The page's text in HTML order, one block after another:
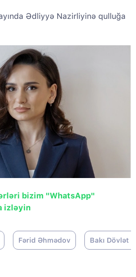
Ədliyyə Nazirliyinə qulluğa
bizim "WhatsApp"
izləyin
Fərid Əhmədov Bakı Dövlət